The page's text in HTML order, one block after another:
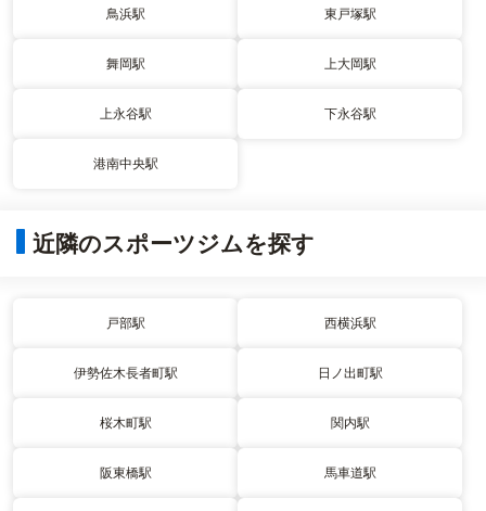
鳥浜駅 東戸塚駅
舞岡駅 上大岡駅
上永谷駅 下永谷駅
港南中央駅
近隣のスポーツジムを探す
戸部駅 西横浜駅
伊勢佐木長者町駅 日ノ出町駅
桜木町駅 関内駅
阪東橋駅 馬車道駅